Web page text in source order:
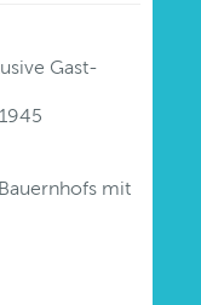
Gast-
mit